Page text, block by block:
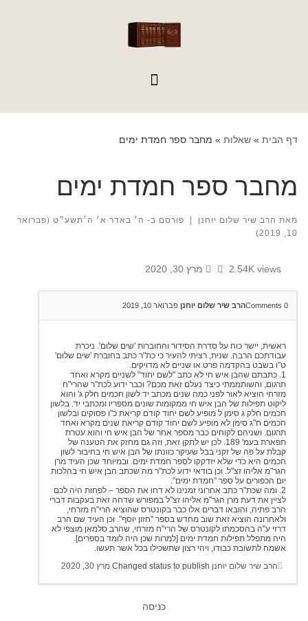
דף הבית » שאלות » מחבר ספר חמדת ימים
מחבר ספר חמדת ימים
מאת הרב שיר שלום יוחנן פורסם ב- ה׳ באדר א׳ ה׳תשע״ט (פברואר
10, 2019)
2.54K views מרץ 30, 2020
הרב שיר שלום יוחנן פברואר 10, 2019 0
ראשית, יישר כוח על סדרת הסידור והחוברות 'שים שלום'. ניכרת
עבודתכם הרבה. שנית, רציתי להעיר כי כת"ר כתב בחוברת 'שים שלום'
ט"ו בשבט בהקדמה פרט או שניים לא מדויקים.
1. כתבתם שהבן איש חי לא כתב "לשם יחוד" לשניים מקרא ואחד
תרגום, והשותממתי כיצד נעלם זאת מכם? וכבר ידוע לכת"ר שהרי"ח
מזרחי הוציא לאור לפני כמה שנים מכתב יד לשון חכמים חלק ג' והוא
ליקוט תפילות של הבן איש חי ממקומות שונים מספריו ומכתבי יד. בלשון
חכמים חלק ג סימן ל מופיע לשם יחוד קודם קריאת כ"ו פסוקים ובלשון
חכמים ח"ג סימן לא מופיע לשם יחוד קודם קריאת שנים מקרא ואחד
תרגום. ושניהם לקוחים כבר מספר אחר של הבן איש חי והוא עטרת
תפארת בעמ' 189. לכן יש לתקן זאת, וזה גם מחזק את הטענה של
קבלת על פה של זקני בבל שעיקר כוונתו של הבן איש חי בחיבור לשון
חכמים היא כדי שלא יזדקקו לספר חמדת ימים. ובמיוחד שכן העיד מרן
הגר"מ אליהו זצ"ל. וכן בודאי ידוע לכת"ר מה שכתב הבן איש חי בהלכות
יום הכפורים על ספר "חמדת ימים".
2. ומה שכת"ר כתב אחרוני זמנינו לא דחו את הספר – לפחות היה לכם
לציין את דעת מרן הגר"מ אליהו זצ"ל במפורש שדחה זאת בעקבות דברי
הרב פתיה, והובאו דברים אלו כבר בקונטרס שהוציא הרי"ח מזרחי,
ולאחרונה הוציא זאת שוב מחדש בספר "חזון יוסף". וכן העיד שם הרב
דרזי ע"ה בהסכמתו לקונטרס של הרי"ח מזרחי, שהרב סלמאן מוצפי לא
היה מתפלל תפילות חמדת ימים [למרות שכן היה לומד בספרים].
אשמח לתשובת כבודו, ויהי רצון שתשכילו בכל אשר תעשו.
הרב שיר שלום יוחנן
מרץ 30, 2020
כניסה